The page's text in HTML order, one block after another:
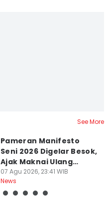
See More
Pameran Manifesto
Seni 2026 Digelar Besok,
Ajak Maknai Ulang
Maritim
07 Agu 2026, 23:41 WIB
News